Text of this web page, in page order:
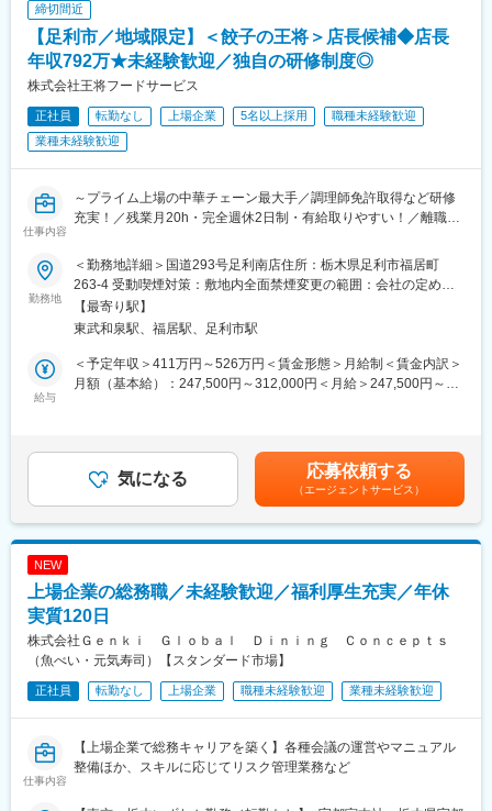
変更の範囲：製造に関わる業務及び関連付随業務／配置転換や転
勤・出向等の人事異動が行われた場合は会社の指示する業務
・調理・キッチンオペレーション管理
・販促企画の実施
・店舗改善施策の立案・実行
飲食チェーンで培った経験を活かし、裁量を持って店舗づくりが
可能です。
■配属店舗（群馬エリア）
栃木県内の各店舗への配属を予定しています。
展開している主な業態は以下です
・ファミリーレストラン「馬車道」
・イタリアン「ピッツェリア馬車道」
・焼肉業態「黒塀家」「煉火亭」
■組織構成
各店舗は社員数名＋アルバイトスタッフで構成。店長に大きな裁
量がありつつも、エリアマネージャーが定期フォローを実施。現
■キャリアプラン
現場経験を軸に、経営に近いポジションも目指せます。
■働く魅力
・年間休日116日で業界内でも働きやすい環境
・無料で入居可能な独身寮＆住宅手当あり
・複数業態を展開しており安定性◎
「外食＝長時間労働」のイメージを変える環境です。
■企業の特徴：
熊谷市に面積わずか10坪、テーブル席3つとカウンター8席という
小さな焼肉店からスタートしましたが、その成長率はまさに業界
トップクラスで、2000年には遂に100億円企業となりました。質
にこだわった調理とサービスが提供できる体制を確立するため
に、より精緻なチェーンストア・システムを構築します。
締切間近
【足利市／地域限定】＜餃子の王将＞店長候補◆店長
年収792万★未経験歓迎／独自の研修制度◎
株式会社王将フードサービス
正社員 転勤なし 上場企業 5名以上採用
職種未経験歓迎
業種未経験歓迎
仕事内容
～プライム上場の中華チェーン最大手／調理師免許取得など研修
充実！／残業月20h・完全週休2日制・有給取りやすい！／離職率
■業務概要：
中華料理チェーン最大手である「餃子の王将」にて接客・調理か
らスタート。将来的には店長としてスタッフ教育や集客企画等の
店舗づくりもお任せします
＜★飲食業を盛り上げていきたい方歓迎！あなたオリジナルの餃
子の王将を★＞
王将の店長の裁量権は他の飲食企業の規模とは大きく異なりま
とにより、お客様の声を味付けやメニューに反映することができ
ます
日本中にある王将はすべてが個性的。私たちと一緒にあなたらし
接客や調理を中心に店舗業務を担当
店舗で様々なメニュー調理を身に着けるため、料理人として技術
的なスキルUPもかなう！
▼副店長
発注やシフト管理など店舗運営に必要なスキルを取得。現場での
▼店長※3～4年目安にしっかりスキルを付けた上で店長を目指し
勤務地
＜勤務地詳細＞国道293号足利南店住所：栃木県足利市福居町
263-4 受動喫煙対策：敷地内全面禁煙変更の範囲：会社の定める
事業所
【最寄り駅】
東武和泉駅、福居駅、足利市駅
給与
＜予定年収＞411万円～526万円＜賃金形態＞月給制＜賃金内訳＞
月額（基本給）：247,500円～312,000円＜月給＞247,500円～
万円4年目副店長：605万円5年目店長：700万円賃金はあくまでも
目安の金額であり、選考を通じて上下する可能性があります。月
給(月額)は固定手当を含めた表記です。
気になる 応募依頼する
（エージェントサービス）
NEW
上場企業の総務職／未経験歓迎／福利厚生充実／年休
実質120日
株式会社Ｇｅｎｋｉ Ｇｌｏｂａｌ Ｄｉｎｉｎｇ Ｃｏｎｃｅｐｔｓ
（魚べい・元気寿司）【スタンダード市場】
正社員 転勤なし 上場企業 職種未経験歓迎 業種未経験歓迎
仕事内容
【上場企業で総務キャリアを築く】各種会議の運営やマニュアル
整備ほか、スキルに応じてリスク管理業務など